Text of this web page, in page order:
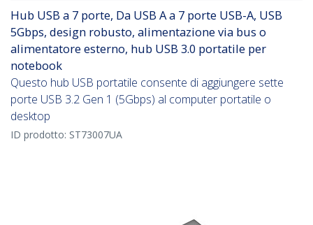
Hub USB a 7 porte, Da USB A a 7 porte USB-A, USB
5Gbps, design robusto, alimentazione via bus o
alimentatore esterno, hub USB 3.0 portatile per
notebook
Questo hub USB portatile consente di aggiungere sette
porte USB 3.2 Gen 1 (5Gbps) al computer portatile o
desktop
ID prodotto: ST73007UA